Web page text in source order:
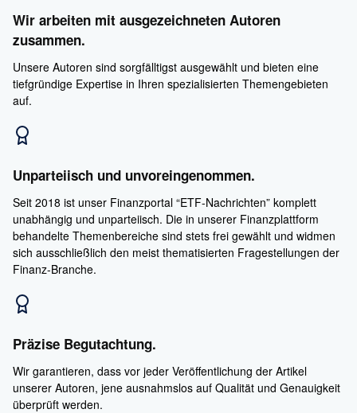
Wir arbeiten mit ausgezeichneten Autoren
zusammen.
Unsere Autoren sind sorgfälltigst ausgewählt und bieten eine
tiefgründige Expertise in Ihren spezialisierten Themengebieten
auf.
Unparteiisch und unvoreingenommen.
Seit 2018 ist unser Finanzportal “ETF-Nachrichten” komplett
unabhängig und unparteiisch. Die in unserer Finanzplattform
behandelte Themenbereiche sind stets frei gewählt und widmen
sich ausschließlich den meist thematisierten Fragestellungen der
Finanz-Branche.
Präzise Begutachtung.
Wir garantieren, dass vor jeder Veröffentlichung der Artikel
unserer Autoren, jene ausnahmslos auf Qualität und Genauigkeit
überprüft werden.